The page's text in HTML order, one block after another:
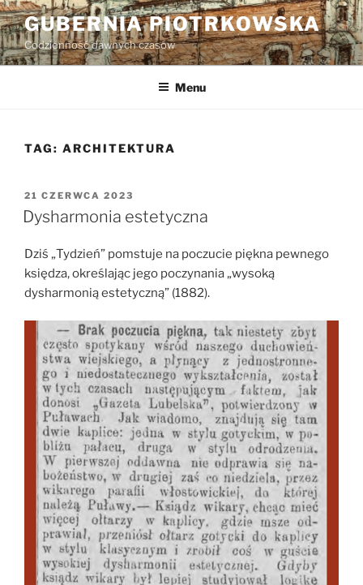
Przejdź
do
treści
GUBERNIA PIOTRKOWSKA
Codzienność dawnych czasów
Menu
TAG: ARCHITEKTURA
OPUBLIKOWANE
W
21 CZERWCA 2023
Dysharmonia estetyczna
Dziś „Tydzień” pomstuje na poczucie piękna pewnego
księdza, określając jego poczynania „wysoką
dysharmonią estetyczną” (1882).